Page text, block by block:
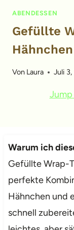
ABENDESSEN
Gefüllte
Hähnchen
Von Laura Juli
Warum ich
Gefüllte Wrap-
perfekte
Hähnchen und
schnell